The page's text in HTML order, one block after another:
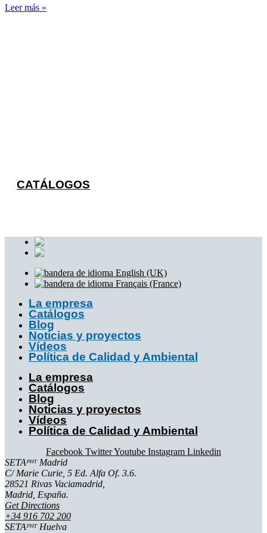
Leer más »
CATÁLOGOS
La empresa
Catálogos
Blog
Noticias y proyectos
Vídeos
Política de Calidad y Ambiental
La empresa
Catálogos
Blog
Noticias y proyectos
Vídeos
Política de Calidad y Ambiental
Facebook TwitterYoutube Instagram Linkedin
SETAᴾᴴᵀ Madrid
C/ Marie Curie, 5 Ed. Alfa Of. 3.6.
28521 Rivas Vaciamadrid,
Madrid, España.
Get Directions
+34 916 702 200
SETAᴾᴴᵀ Huelva